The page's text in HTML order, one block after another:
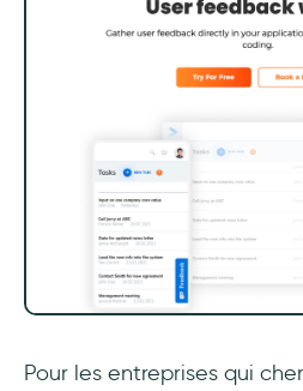
Pour les entreprises qui